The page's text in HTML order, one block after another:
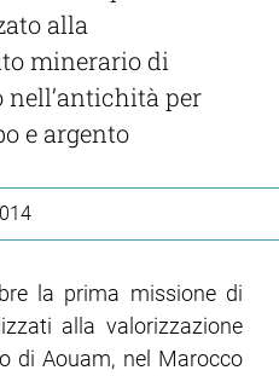
alla
minerario di
per
e argento
la prima missione di
alla valorizzazione
di Aouam, nel Marocco